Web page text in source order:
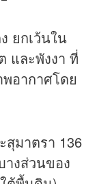
ยกเว้นใน
และพังงา ที่
อากาศโดย
สุมาตรา 136
างส่วนของ